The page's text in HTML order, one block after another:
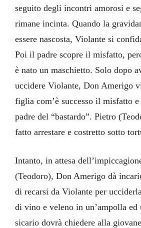
seguito degli incontri amorosi e
rimane incinta. Quando la
essere nascosta, Violante si
Poi il padre scopre il misfatto,
è nato un maschietto. Solo dopo
uccidere Violante, Don Amerigo
figlia com’è successo il misfatto
padre del “bastardo”. Pietro
fatto arrestare e costretto sotto
Intanto, in attesa
(Teodoro), Don Amerigo dà
di recarsi da Violante per
di vino e veleno in un’ampolla ed
sicario dovrà chiedere alla